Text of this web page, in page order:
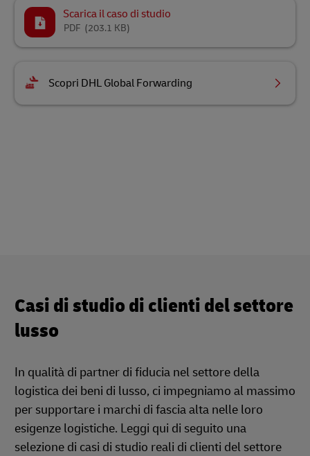
Scarica il caso di studio
(203.1 KB)
PDF
Scopri DHL Global Forwarding
Casi di studio di clienti del settore
lusso
In qualità di partner di fiducia nel settore della
logistica dei beni di lusso, ci impegniamo al massimo
per supportare i marchi di fascia alta nelle loro
esigenze logistiche. Leggi qui di seguito una
selezione di casi di studio reali di clienti del settore